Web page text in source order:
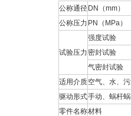
公称通径 DN（mm）
公称压力 PN（MPa）
试验压力
强度试验
密封试验
气密封试验
适用介质空气、水、
驱动形式手动、蜗杆
零件名称材料